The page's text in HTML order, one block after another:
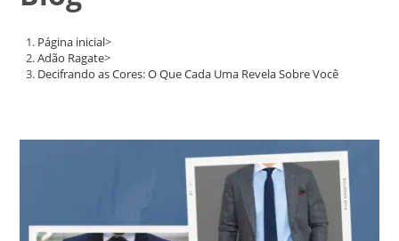
Página inicial>
Adão Ragate>
Decifrando as Cores: O Que Cada Uma Revela Sobre Você